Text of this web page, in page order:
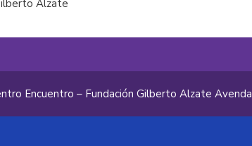
Alzate
Encuentro – Fundación Gilberto Alzate